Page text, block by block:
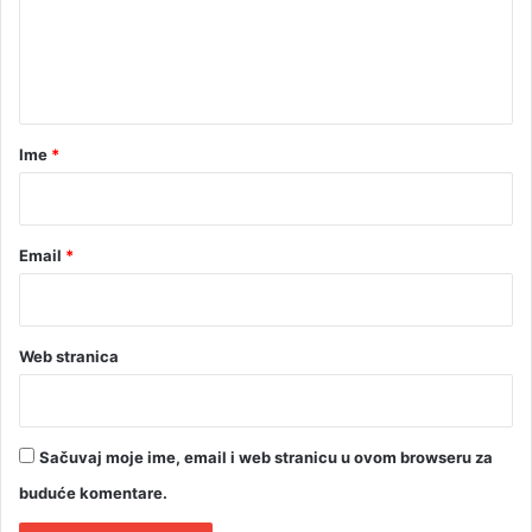
ž
r
Ime *
Email *
Web stranica
Sačuvaj moje ime, email i web stranicu u ovom browseru za
buduće komentare.